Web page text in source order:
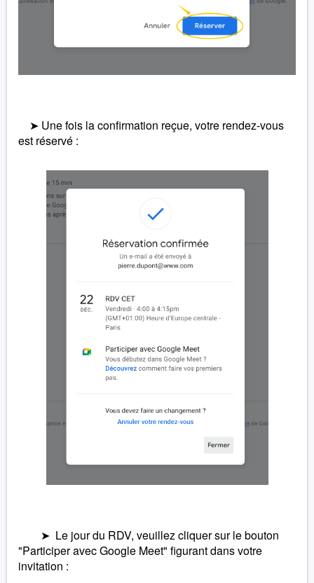
➤ Une fois la confirmation reçue, votre rendez-vous
est réservé :
➤ Le jour du RDV, veuillez cliquer sur le bouton
"Participer avec Google Meet" figurant dans votre
invitation :